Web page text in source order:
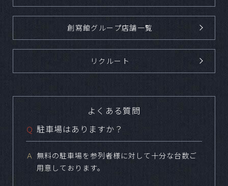
創寫館グループ店舗一覧
リクルート
よくある質問
Ｑ 駐車場はありますか？
Ａ 無料の駐車場を参列者様に対して十分な台数ご
用意しております。